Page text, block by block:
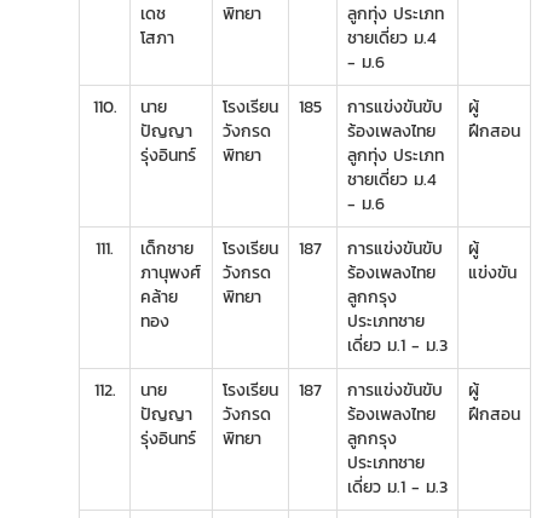
เดช
โสภา
พิทยา
ลูกทุ่ง ประเภท
ชายเดี่ยว ม.4
- ม.6
110.
นาย
ปัญญา
รุ่งอินทร์
โรงเรียน
วังกรด
พิทยา
185
การแข่งขันขับ
ร้องเพลงไทย
ลูกทุ่ง ประเภท
ชายเดี่ยว ม.4
- ม.6
ผู้
ฝึกสอน
111.
เด็กชาย
ภานุพงศ์
คล้าย
ทอง
โรงเรียน
วังกรด
พิทยา
187
การแข่งขันขับ
ร้องเพลงไทย
ลูกกรุง
ประเภทชาย
เดี่ยว ม.1 - ม.3
ผู้
แข่งขัน
112.
นาย
ปัญญา
รุ่งอินทร์
โรงเรียน
วังกรด
พิทยา
187
การแข่งขันขับ
ร้องเพลงไทย
ลูกกรุง
ประเภทชาย
เดี่ยว ม.1 - ม.3
ผู้
ฝึกสอน